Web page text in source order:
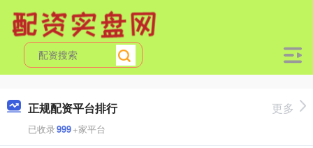
正规配资平台排行
已收录999+家平台
更多